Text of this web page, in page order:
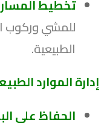
تخطيط
للمشي وركوب
الطبيعية.
إدارة الموارد
الحفاظ على